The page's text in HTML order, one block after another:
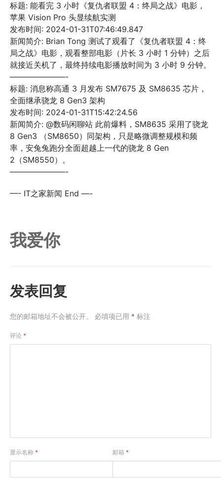
标题: 能看完 3 小时《复仇者联盟 4：终局之战》电影，
苹果 Vision Pro 头显续航实测
发布时间: 2024-01-31T07:46:49.847
新闻简介: Brian Tong 测试了观看了《复仇者联盟 4：终
局之战》电影，观看整部电影（片长 3 小时 1 分钟）之后
就接近关机了，最终持续电影播放时间为 3 小时 9 分钟。
———————-
标题: 消息称高通 3 月发布 SM7675 及 SM8635 芯片，
全面继承骁龙 8 Gen3 架构
发布时间: 2024-01-31T15:42:24.56
新闻简介: @数码闲聊站 此前爆料，SM8635 采用了骁龙
8 Gen3 （SM8650）同架构，只是略微调整规模和频
率，安兔兔跑分全面超越上一代的骁龙 8 Gen
2（SM8550）。
———————-
—- IT之家新闻 End —-
我爱你
发表回复
您的邮箱地址不会被公开。 必填项已用 * 标注
评论 *
显示名称 * 邮箱*